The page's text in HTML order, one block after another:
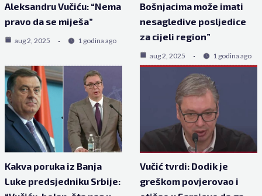
Aleksandru Vučiću: “Nema
pravo da se miješa”
aug 2, 2025 1 godina ago
Bošnjacima može imati
nesagledive posljedice
za cijeli region”
aug 2, 2025 1 godina ago
Kakva poruka iz Banja
Luke predsjedniku Srbije:
Vučić tvrdi: Dodik je
greškom povjerovao i